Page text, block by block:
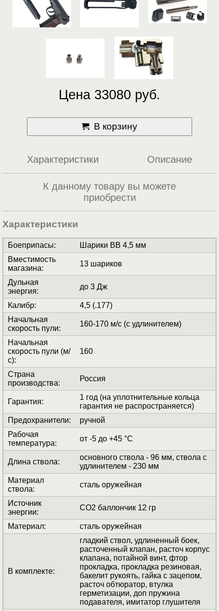
Цена 33080 руб.
В корзину
Характеристики Описание
К данному товару вы можете
приобрести
Характеристики
Боеприпасы:
Шарики BB 4,5 мм
Вместимость
магазина:
13 шариков
Дульная
энергия:
до 3 Дж
Калибр:
4,5 (.177)
Начальная
скорость пули:
160-170 м/с (с удлинителем)
Начальная
скорость пули (м/
с):
160
Страна
производства:
Россия
Гарантия:
1 год (на уплотнительные кольца
гарантия не распространяется)
Предохранители:
ручной
Рабочая
температура:
от -5 до +45 °C
Длина ствола:
основного ствола - 96 мм, ствола с
удлинителем - 230 мм
Материал
ствола:
сталь оружейная
Источник
энергии:
СО2 баллончик 12 гр
Материал: сталь оружейная
В комплекте:
гладкий ствол, удлиненный боек,
расточенный клапан, расточ корпус
клапана, потайной винт, фтор
прокладка, прокладка резиновая,
бакелит рукоять, гайка с зацепом,
расточ обтюратор, втулка
герметизации, доп пружина
подавателя, имитатор глушителя